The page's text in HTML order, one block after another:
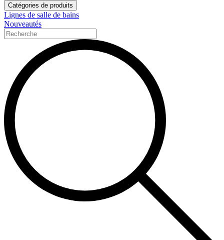
Catégories de produits
Lignes de salle de bains
Nouveautés